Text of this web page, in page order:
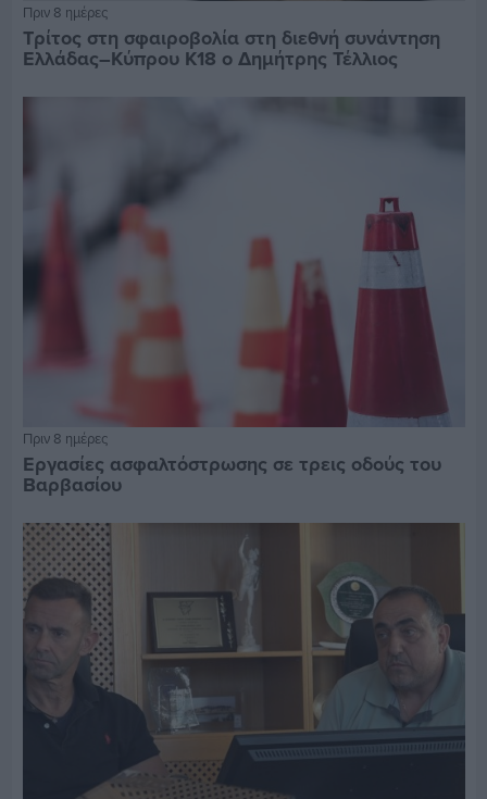
Πριν 8 ημέρες
Τρίτος στη σφαιροβολία στη διεθνή συνάντηση
Ελλάδας–Κύπρου Κ18 ο Δημήτρης Τέλλιος
Πριν 8 ημέρες
Εργασίες ασφαλτόστρωσης σε τρεις οδούς του
Βαρβασίου